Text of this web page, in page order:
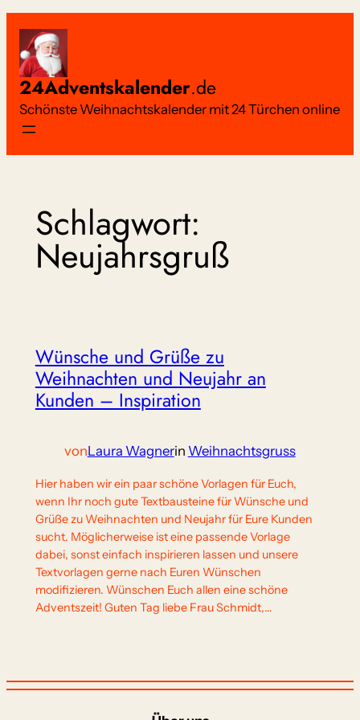
Inhalt
springen
24Adventskalender.de
Schönste Weihnachtskalender mit 24 Türchen online
Schlagwort:
Neujahrsgruß
Wünsche und Grüße zu
Weihnachten und Neujahr an
Kunden – Inspiration
vonLaura Wagnerin Weihnachtsgruss
Hier haben wir ein paar schöne Vorlagen für Euch,
wenn Ihr noch gute Textbausteine für Wünsche und
Grüße zu Weihnachten und Neujahr für Eure Kunden
sucht. Möglicherweise ist eine passende Vorlage
dabei, sonst einfach inspirieren lassen und unsere
Textvorlagen gerne nach Euren Wünschen
modifizieren. Wünschen Euch allen eine schöne
Adventszeit! Guten Tag liebe Frau Schmidt,…